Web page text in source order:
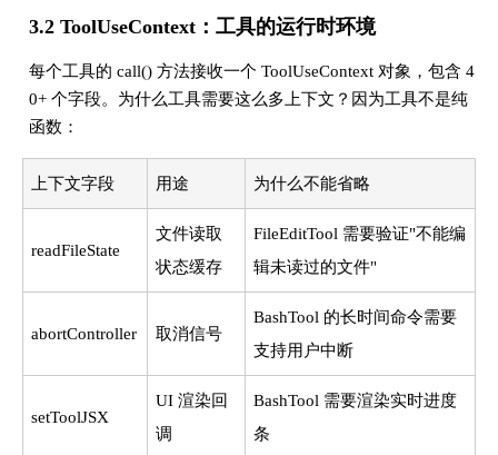
3.2 ToolUseContext：工具的运行时环境
每个工具的 call() 方法接收一个 ToolUseContext 对象，包含 4
0+ 个字段。为什么工具需要这么多上下文？因为工具不是纯
函数：
上下文字段 用途 为什么不能省略
readFileState
文件读取
状态缓存
FileEditTool 需要验证"不能编
辑未读过的文件"
abortController 取消信号
BashTool 的长时间命令需要
支持用户中断
setToolJSX
UI 渲染回
调
BashTool 需要渲染实时进度
条